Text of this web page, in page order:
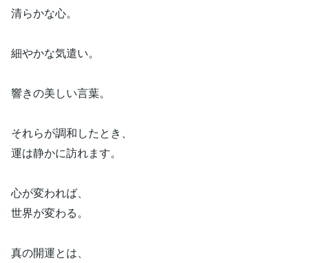
清らかな心。
細やかな気遣い。
響きの美しい言葉。
それらが調和したとき、
運は静かに訪れます。
心が変われば、
世界が変わる。
真の開運とは、